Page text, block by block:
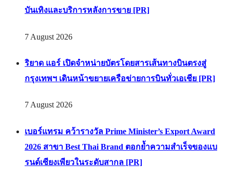
บันเทิงและบริการหลังการขาย [PR]
7 August 2026
ริยาด แอร์ เปิดจำหน่ายบัตรโดยสารเส้นทางบินตรงสู่
กรุงเทพฯ เดินหน้าขยายเครือข่ายการบินทั่วเอเชีย [PR]
7 August 2026
เบอร์แทรม คว้ารางวัล Prime Minister’s Export Award
2026 สาขา Best Thai Brand ตอกย้ำความสำเร็จของแบ
รนด์เซียงเพียวในระดับสากล [PR]